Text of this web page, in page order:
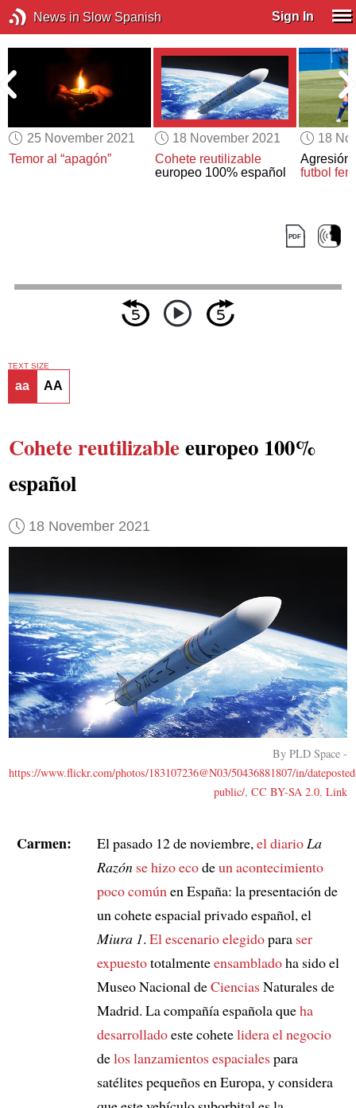
News in Slow Spanish Sign In
25 November 2021
Temor al “apagón”
18 November 2021
Cohete reutilizable
europeo 100% español
18
Agresión
futbol
TEXT SIZE
aa AA
Cohete reutilizableeuropeo 100%
español
18 November 2021
By PLD Space -
https://www.flickr.com/photos/183107236@N03/50436881807/in/
public/,CC BY-SA 2.0,Link
Carmen: El pasado 12 de noviembre, el diario La
Razón se hizo ecodeun acontecimiento
poco común en España: la presentación de
un cohete espacial privado español, el
Miura 1. El escenario elegidopara ser
expuestototalmenteensambladoha sido el
Museo Nacional deCienciasNaturales de
Madrid. La compañía española queha
desarrolladoeste coheteliderael negocio
delos lanzamientos espacialespara
satélites pequeños en Europa, y considera